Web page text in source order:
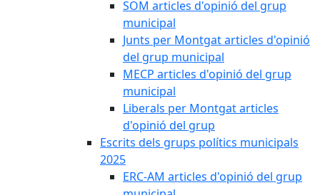
SOM articles d'opinió del grup
municipal
Junts per Montgat articles d'opinió
del grup municipal
MECP articles d'opinió del grup
municipal
Liberals per Montgat articles
d'opinió del grup
Escrits dels grups polítics municipals
2025
ERC-AM articles d'opinió del grup